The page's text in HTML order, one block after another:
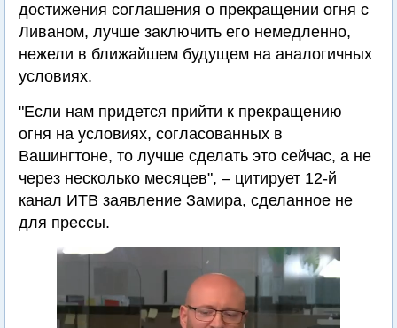
достижения соглашения о прекращении огня с
Ливаном, лучше заключить его немедленно,
нежели в ближайшем будущем на аналогичных
условиях.
"Если нам придется прийти к прекращению
огня на условиях, согласованных в
Вашингтоне, то лучше сделать это сейчас, а не
через несколько месяцев", – цитирует 12-й
канал ИТВ заявление Замира, сделанное не
для прессы.